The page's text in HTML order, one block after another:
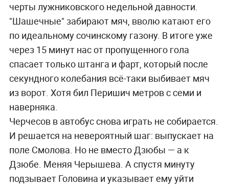
черты лужниковского недельной давности.
"Шашечные" забирают мяч, вволю катают его
по идеальному сочинскому газону. В итоге уже
через 15 минут нас от пропущенного гола
спасает только штанга и фарт, который после
секундного колебания всё-таки выбивает мяч
из ворот. Хотя бил Перишич метров с семи и
наверняка.
Черчесов в автобус снова играть не собирается.
И решается на невероятный шаг: выпускает на
поле Смолова. Но не вместо Дзюбы — а к
Дзюбе. Меняя Черышева. А спустя минуту
подзывает Головина и указывает ему уйти